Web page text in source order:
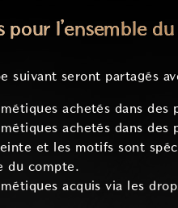
pour l’ensemble
suivant seront partagés
achetés dans
achetés dans
et les motifs sont
du compte.
acquis via les